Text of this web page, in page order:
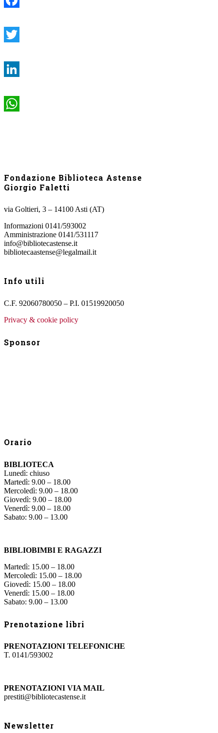
Fondazione Biblioteca Astense
Giorgio Faletti
via Goltieri, 3 – 14100 Asti (AT)
Informazioni 0141/593002
Amministrazione 0141/531117
info@bibliotecastense.it
bibliotecaastense@legalmail.it
Info utili
C.F. 92060780050 – P.I. 01519920050
Privacy & cookie policy
Sponsor
Orario
BIBLIOTECA
Lunedì: chiuso
Martedì: 9.00 – 18.00
Mercoledì: 9.00 – 18.00
Giovedì: 9.00 – 18.00
Venerdì: 9.00 – 18.00
Sabato: 9.00 – 13.00
BIBLIOBIMBI E RAGAZZI
Martedì: 15.00 – 18.00
Mercoledì: 15.00 – 18.00
Giovedì: 15.00 – 18.00
Venerdì: 15.00 – 18.00
Sabato: 9.00 – 13.00
Prenotazione libri
PRENOTAZIONI TELEFONICHE
T. 0141/593002
PRENOTAZIONI VIA MAIL
prestiti@bibliotecastense.it
Newsletter